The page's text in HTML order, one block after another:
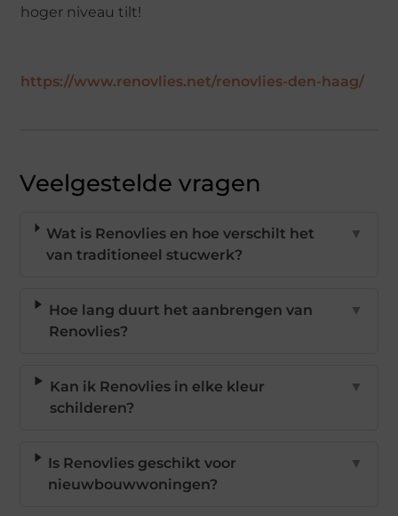
hoger niveau tilt!
https://www.renovlies.net/renovlies-den-haag/
Veelgestelde vragen
Wat is Renovlies en hoe verschilt het
van traditioneel stucwerk?
▼
Hoe lang duurt het aanbrengen van
Renovlies?
▼
Kan ik Renovlies in elke kleur
schilderen?
▼
Is Renovlies geschikt voor
nieuwbouwwoningen?
▼